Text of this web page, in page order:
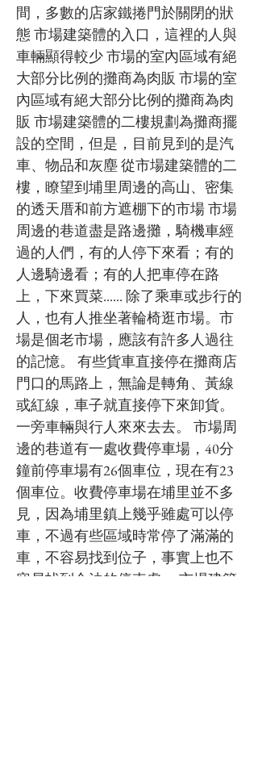
間，多數的店家鐵捲門於關閉的狀
態 市場建築體的入口，這裡的人與
車輛顯得較少 市場的室內區域有絕
大部分比例的攤商為肉販 市場的室
內區域有絕大部分比例的攤商為肉
販 市場建築體的二樓規劃為攤商擺
設的空間，但是，目前見到的是汽
車、物品和灰塵 從市場建築體的二
樓，瞭望到埔里周邊的高山、密集
的透天厝和前方遮棚下的市場 市場
周邊的巷道盡是路邊攤，騎機車經
過的人們，有的人停下來看；有的
人邊騎邊看；有的人把車停在路
上，下來買菜...... 除了乘車或步行的
人，也有人推坐著輪椅逛市場。市
場是個老市場，應該有許多人過往
的記憶。 有些貨車直接停在攤商店
門口的馬路上，無論是轉角、黃線
或紅線，車子就直接停下來卸貨。
一旁車輛與行人來來去去。 市場周
邊的巷道有一處收費停車場，40分
鐘前停車場有26個車位，現在有23
個車位。收費停車場在埔里並不多
見，因為埔里鎮上幾乎雖處可以停
車，不過有些區域時常停了滿滿的
車，不容易找到位子，事實上也不
容易找到合法的停車處。 市場建築